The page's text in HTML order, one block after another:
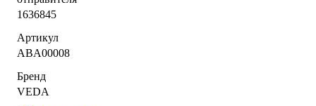
1636845
Артикул
ABA00008
Бренд
VEDA